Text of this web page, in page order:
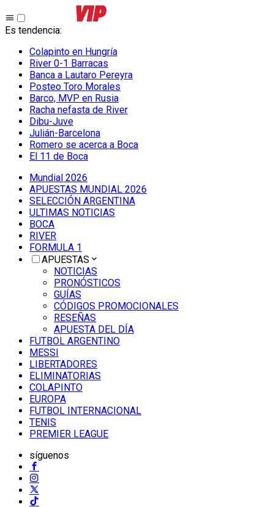
Es tendencia:
Colapinto en Hungría
River 0-1 Barracas
Banca a Lautaro Pereyra
Posteo Toro Morales
Barco, MVP en Rusia
Racha nefasta de River
Dibu-Juve
Julián-Barcelona
Romero se acerca a Boca
El 11 de Boca
Mundial 2026
APUESTAS MUNDIAL 2026
SELECCIÓN ARGENTINA
ULTIMAS NOTICIAS
BOCA
RIVER
FORMULA 1
APUESTAS
NOTICIAS
PRONÓSTICOS
GUÍAS
CÓDIGOS PROMOCIONALES
RESEÑAS
APUESTA DEL DÍA
FUTBOL ARGENTINO
MESSI
LIBERTADORES
ELIMINATORIAS
COLAPINTO
EUROPA
FUTBOL INTERNACIONAL
TENIS
PREMIER LEAGUE
síguenos